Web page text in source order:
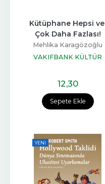
Sepete Ekle
Kütüphane Hepsi ve
Çok Daha Fazlası!
Mehlika Karagözoğlu
VAKIFBANK KÜLTÜR
12,30
YENI